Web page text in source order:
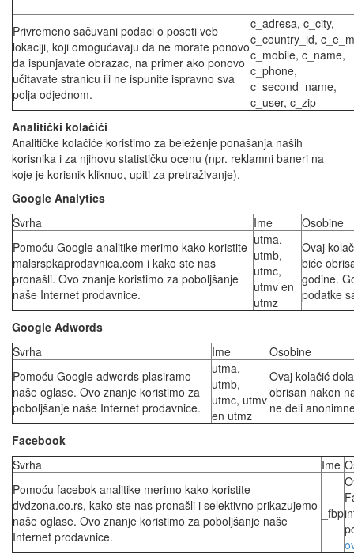
Privremeno sačuvani podaci o poseti veb
lokaciji, koji omogućavaju da ne morate ponovo
da ispunjavate obrazac, na primer ako ponovo
učitavate stranicu ili ne ispunite ispravno sva
polja odjednom.
c_adresa, c_city,
c_country_id,
c_mobile, c_name,
c_phone,
c_second_name,
c_user, c_zip
Analitički kolačići
Analitičke kolačiće koristimo za beleženje ponašanja naših
korisnika i za njihovu statističku ocenu (npr. reklamni baneri na
koje je korisnik kliknuo, upiti za pretraživanje).
Google Analytics
Svrha
Ime
Osobine
Pomoću Google analitike merimo kako koristite
malsrspkaprodavnica.com i kako ste nas
pronašli. Ovo znanje koristimo za poboljšanje
naše Internet prodavnice.
utma,
utmb,
utmc,
utmv en
utmz
Ovaj
biće
godine.
podatke
Google Adwords
Svrha
Ime
Osobine
Pomoću Google adwords plasiramo
naše oglase. Ovo znanje koristimo za
poboljšanje naše Internet prodavnice.
utma,
utmb,
utmc, utmv
en utmz
Ovaj kolačić
obrisan nakon
ne deli
Facebook
Svrha
Ime
Pomoću facebok analitike merimo kako koristite
dvdzona.co.rs, kako ste nas pronašli i selektivno prikazujemo
naše oglase. Ovo znanje koristimo za poboljšanje naše
Internet prodavnice.
_fbp